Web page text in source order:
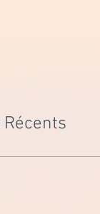
Récents